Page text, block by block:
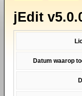
jEdit
Datum waarop